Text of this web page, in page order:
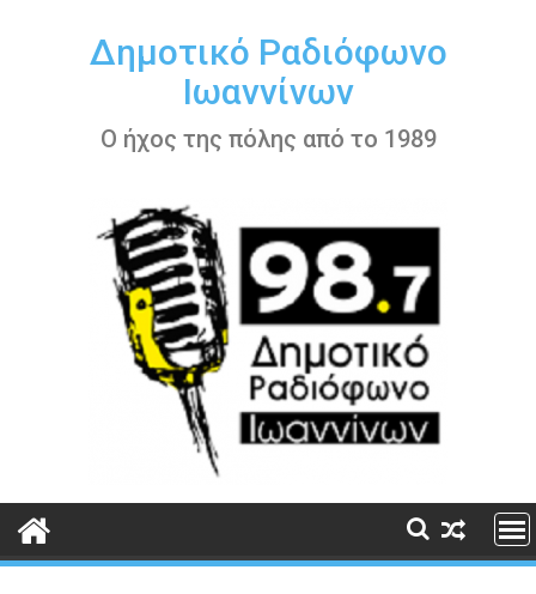
περιεχόμενοΔημοτικό Ραδιόφωνο
Ιωαννίνων
Ο ήχος της πόλης από το 1989